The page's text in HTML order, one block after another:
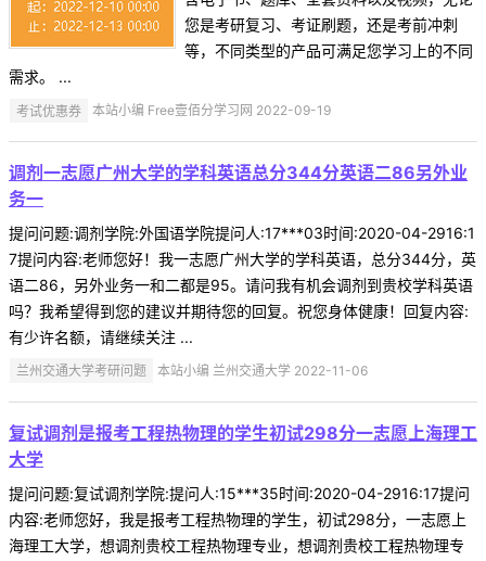
您是考研复习、考证刷题，还是考前冲刺
等，不同类型的产品可满足您学习上的不同
需求。 ...
考试优惠券 本站小编 Free壹佰分学习网 2022-09-19
调剂一志愿广州大学的学科英语总分344分英语二86另外业
务一
提问问题:调剂学院:外国语学院提问人:17***03时间:2020-04-2916:1
7提问内容:老师您好！我一志愿广州大学的学科英语，总分344分，英
语二86，另外业务一和二都是95。请问我有机会调剂到贵校学科英语
吗？我希望得到您的建议并期待您的回复。祝您身体健康！回复内容:
有少许名额，请继续关注 ...
兰州交通大学考研问题 本站小编 兰州交通大学 2022-11-06
复试调剂是报考工程热物理的学生初试298分一志愿上海理工
大学
提问问题:复试调剂学院:提问人:15***35时间:2020-04-2916:17提问
内容:老师您好，我是报考工程热物理的学生，初试298分，一志愿上
海理工大学，想调剂贵校工程热物理专业，想调剂贵校工程热物理专